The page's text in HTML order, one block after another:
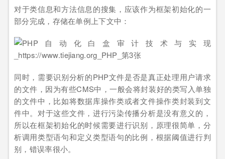
对于类信息和方法信息的搜集，应该作为框架初始化的一
部分完成，存储在单例上下文中：
同时，需要识别分析的PHP文件是否是真正处理用户请求
的文件，因为有些CMS中，一般会将封装好的类写入单独
的文件中，比如将数据库操作类或者文件操作类封装到文
件中。对于这些文件，进行污染传播分析是没有意义的，
所以在框架初始化的时候需要进行识别，原理很简单，分
析调用类型语句和定义类型语句的比例，根据阈值进行判
别，错误率很小。